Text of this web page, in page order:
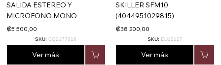
SALIDA ESTEREO Y
MICROFONO MONO
₡5 500,00
Ver más
SKU:CQ2177016
SKILLER SFM10
(4044951029815)
₡38 200,00
Ver más
SKU: EU12127